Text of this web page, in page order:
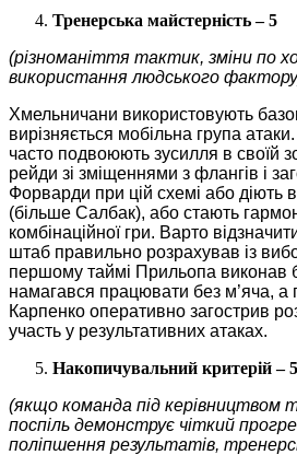
Тренерська майстерність – 5
(різноманіття тактик, зміни по
використання людського
Хмельничани використовують
вирізняється мобільна група
часто подвоюють зусилля в своїй
рейди зі зміщеннями з флангів і
Форварди при цій схемі або діють
(більше Салбак), або стають
комбінаційної гри. Варто
штаб правильно розрахував із
першому таймі Прильопа виконав
намагався працювати без м’яча, а
Карпенко оперативно загострив
участь у результативних атаках.
Накопичувальний критерій – 5
(якщо команда під керівництвом
поспіль демонструє чіткий
поліпшення результатів,